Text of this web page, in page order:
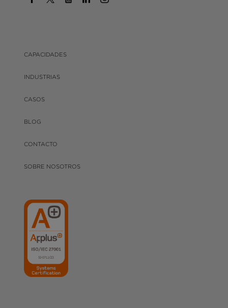
CAPACIDADES
INDUSTRIAS
CASOS
BLOG
CONTACTO
SOBRE NOSOTROS